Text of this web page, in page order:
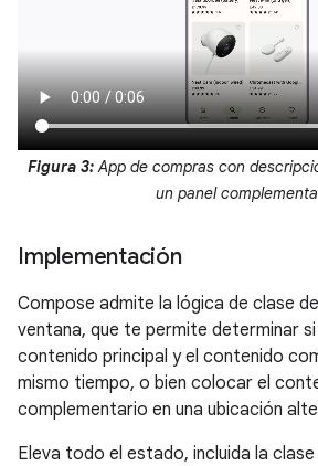
Figura 3:App de compras con
un panel
Implementación
Compose admite la lógica de clase
ventana, que te permite determinar
contenido principal y el contenido
mismo tiempo, o bien colocar el
complementario en una ubicación
Eleva todo el estado, incluida la